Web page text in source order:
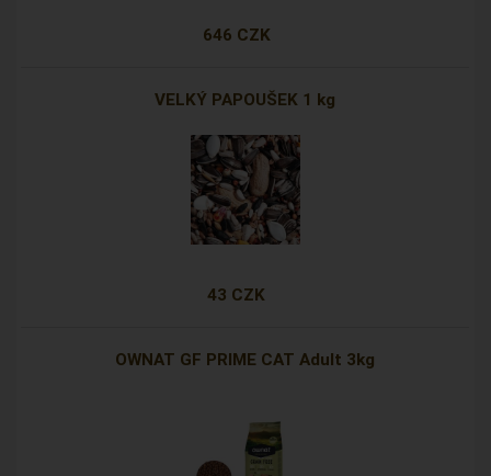
646 CZK
VELKÝ PAPOUŠEK 1 kg
43 CZK
OWNAT GF PRIME CAT Adult 3kg